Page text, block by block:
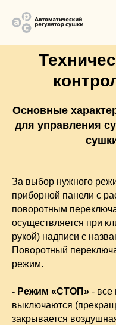
Основные
для управления
За выбор нужного
приборной панели с
поворотным
осуществляется при
рукой) надписи с
Поворотный
режим.
- Режим «СТОП» - все
выключаются
закрывается